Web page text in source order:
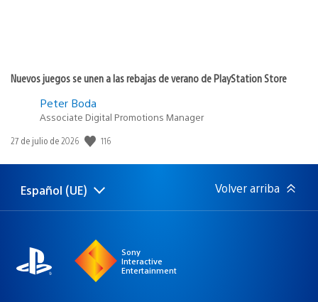
Nuevos juegos se unen a las rebajas de verano de PlayStation Store
Peter Boda
Associate Digital Promotions Manager
Fecha
publicación:
27 de julio de 2026 116
Selecciona
una
Región
actual:
Español (UE) Volver arriba
Sony
Interactive
Entertainment